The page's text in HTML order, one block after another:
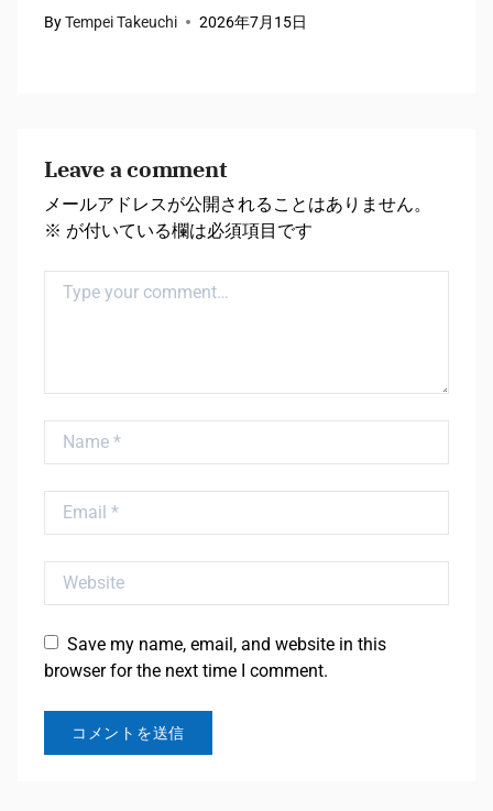
ByTempei Takeuchi 2026年7月15日
Leave a comment
メールアドレスが公開されることはありません。
※ が付いている欄は必須項目です
Comment
Name
Email
Website
Save my name, email, and website in this
browser for the next time I comment.